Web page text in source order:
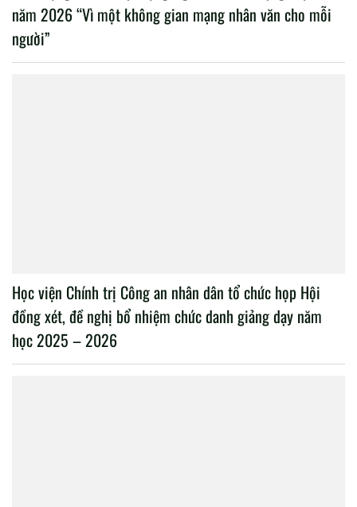
năm 2026 “Vì một không gian mạng nhân văn cho mỗi
người”
Học viện Chính trị Công an nhân dân tổ chức họp Hội
đồng xét, đề nghị bổ nhiệm chức danh giảng dạy năm
học 2025 – 2026